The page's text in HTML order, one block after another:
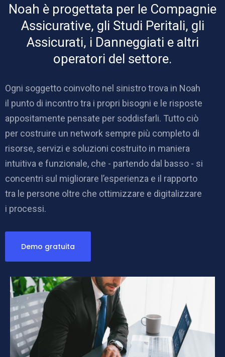
Noah è progettata per le Compagnie
Assicurative, gli Studi Peritali, gli
Assicurati, i Danneggiati e altri
operatori del settore.
Ogni soggetto coinvolto nel sinistro trova in Noah
il punto di incontro tra i propri bisogni e le risposte
appositamente pensate per soddisfarli. Tutto ciò
per costruire un network sempre più completo di
risorse, servizi e soluzioni costruito in maniera
intuitiva e funzionale, che - partendo dal basso - si
concentri sul migliorare l’esperienza e il rapporto
tra le persone oltre che ottimizzare e digitalizzare
i processi.
Demo gratuita